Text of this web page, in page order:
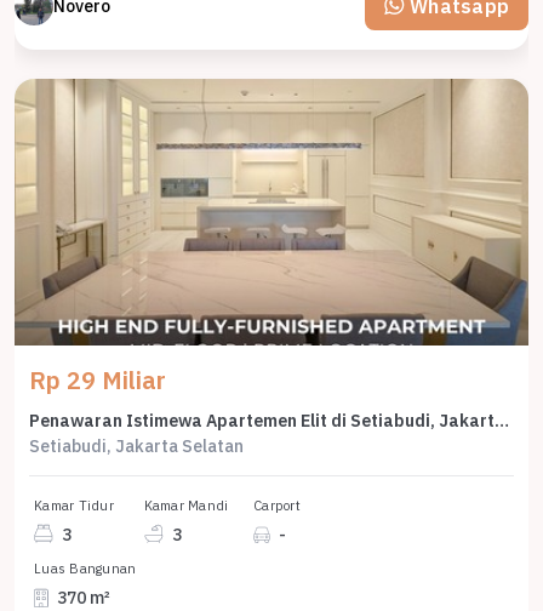
Novero Whatsapp
Rp 29 Miliar
Penawaran Istimewa Apartemen Elit di Setiabudi, Jakarta Selatan, Harga Premium
Setiabudi, Jakarta Selatan
Kamar Tidur
3
Kamar Mandi
3
Carport
-
Luas Bangunan
370 m²